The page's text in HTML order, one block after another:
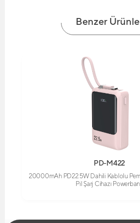
Benzer
PD-M422
20000mAh PD22.5W Dahili Kablolu
Pil Şarj Cihazı